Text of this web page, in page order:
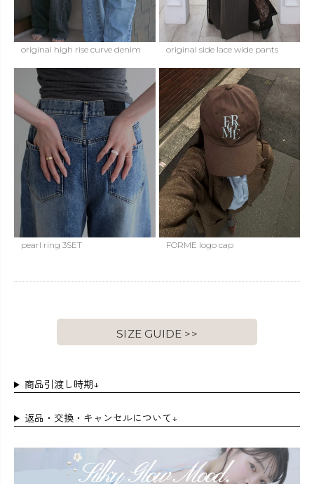
original high rise curve denim original side lace wide pants
pearl ring 3SET FORME logo cap
SIZE GUIDE >>
商品引渡し時期↓
返品・交換・キャンセルについて↓